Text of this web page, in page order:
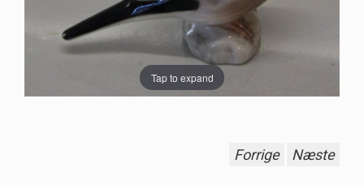
Tap to expand
Forrige Næste